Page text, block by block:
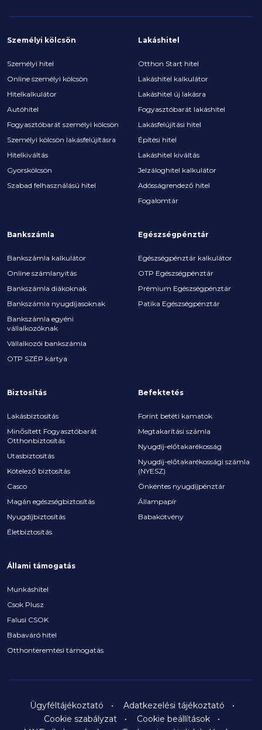
Személyi kölcsön
Személyi hitel
Online személyi kölcsön
Hitelkalkulátor
Autóhitel
Fogyasztóbarát személyi kölcsön
Személyi kölcsön lakásfelújításra
Hitelkiváltás
Gyorskölcsön
Szabad felhasználású hitel
Lakáshitel
Otthon Start hitel
Lakáshitel kalkulátor
Lakáshitel új lakásra
Fogyasztóbarát lakáshitel
Lakásfelújítási hitel
Építési hitel
Lakáshitel kiváltás
Jelzáloghitel kalkulátor
Adósságrendező hitel
Fogalomtár
Bankszámla
Bankszámla kalkulátor
Online számlanyitás
Bankszámla diákoknak
Bankszámla nyugdíjasoknak
Bankszámla egyéni
vállalkozóknak
Vállalkozói bankszámla
OTP SZÉP kártya
Egészségpénztár
Egészségpénztár kalkulátor
OTP Egészségpénztár
Prémium Egészségpénztár
Patika Egészségpénztár
Biztosítás
Lakásbiztosítás
Minősített Fogyasztóbarát
Otthonbiztosítás
Utasbiztosítás
Kötelező biztosítás
Casco
Magán egészségbiztosítás
Nyugdíjbiztosítás
Életbiztosítás
Befektetés
Forint betéti kamatok
Megtakarítási számla
Nyugdíj-előtakarékosság
Nyugdíj-előtakarékossági számla
(NYESZ)
Önkéntes nyugdíjpénztár
Állampapír
Babakötvény
Állami támogatás
Munkáshitel
Csok Plusz
Falusi CSOK
Babaváró hitel
Otthonteremtési támogatás
Ügyféltájékoztató
Adatkezelési tájékoztató
Cookie szabályzat
Cookie beállítások